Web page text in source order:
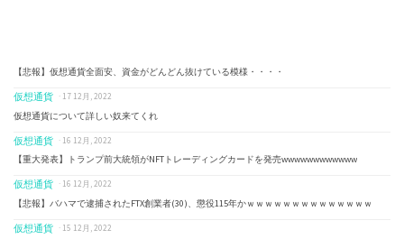
【悲報】仮想通貨全面安、資金がどんどん抜けている模様・・・・
仮想通貨 · 17 12月, 2022
仮想通貨について詳しい奴来てくれ
仮想通貨 · 16 12月, 2022
【重大発表】トランプ前大統領がNFTトレーディングカードを発売wwwwwwwwwwww
仮想通貨 · 16 12月, 2022
【悲報】バハマで逮捕されたFTX創業者(30)、懲役115年かｗｗｗｗｗｗｗｗｗｗｗｗｗｗ
仮想通貨 · 15 12月, 2022